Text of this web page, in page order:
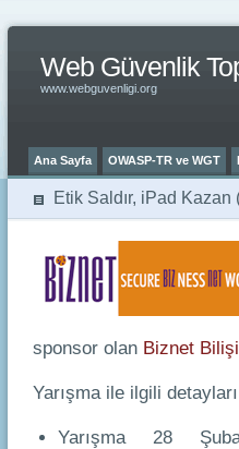
Web Güvenlik
www.webguvenligi.org
Ana Sayfa OWASP-TR ve WGT
Etik Saldır, iPad Kazan
sponsor olan Biznet
Yarışma ile ilgili
Yarışma 28